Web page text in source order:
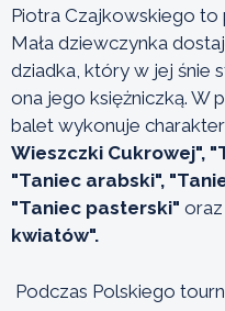
Piotra Czajkowskiego to
Mała dziewczynka
dziadka, który w jej śnie
ona jego księżniczką. W
balet wykonuje
Wieszczki Cukrowej",
"Taniec arabski",
"Taniec pasterski"
kwiatów".
Podczas Polskiego